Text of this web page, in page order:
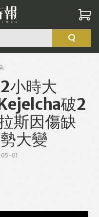
小時大
破2
斯因傷缺
大變
01